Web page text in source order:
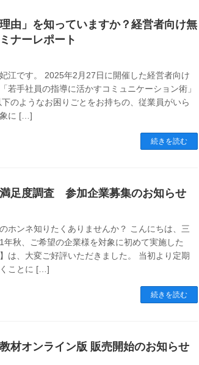
由」を知っていますか？経営者向け無
ナーレポート
江です。 2025年2月27日に開催した経営者向け
若手社員の指導に活かすコミュニケーション術」
のようなお困りごとをお持ちの、従業員がいら
象に […]
続きを読む
足度調査 参加企業募集のお知らせ
ホンネ知りたくありませんか？ こんにちは、三
年秋、ご希望の企業様を対象に初めて実施した
は、大変ご好評いただきました。 当初より定期
ことに […]
続きを読む
材オンライン版 販売開始のお知らせ